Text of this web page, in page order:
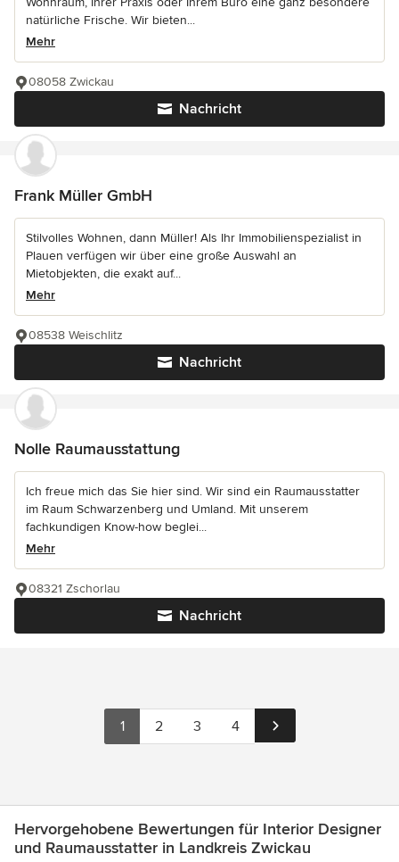
natürliche Frische. Wir bieten...
Mehr
Nachricht
08058 Zwickau
Frank Müller GmbH
Stilvolles Wohnen, dann Müller! Als Ihr Immobilienspezialist in
Plauen verfügen wir über eine große Auswahl an
Mietobjekten, die exakt auf...
Mehr
Nachricht
08538 Weischlitz
Nolle Raumausstattung
Ich freue mich das Sie hier sind. Wir sind ein Raumausstatter
im Raum Schwarzenberg und Umland. Mit unserem
fachkundigen Know-how beglei...
Mehr
Nachricht
08321 Zschorlau
1 2 3 4
Hervorgehobene Bewertungen für Interior Designer
und Raumausstatter in Landkreis Zwickau